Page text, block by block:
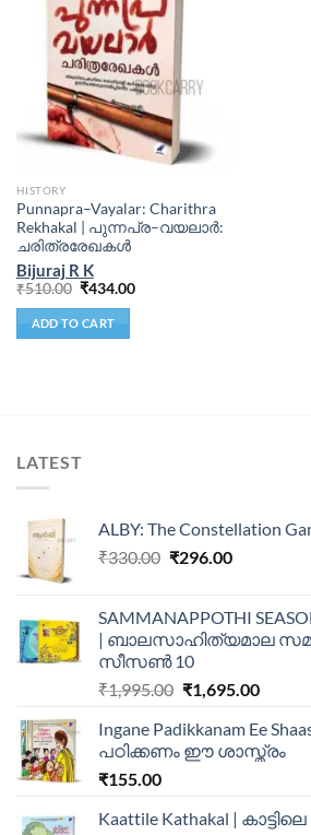
HISTORY
Punnapra–Vayalar: Charithra
Rekhakal | പുന്നപ്ര–വയലാർ:
ചരിത്രരേഖകൾ
Bijuraj R K
₹510.00 ₹434.00
ADD TO CART
LATEST
ALBY: The Constellation
₹330.00 ₹296.00
SAMMANAPPOTHI
| ബാലസാഹിത്യമാല
സീസൺ 10
₹1,995.00 ₹1,695.00
Ingane Padikkanam Ee
പഠിക്കണം ഈ ശാസ്ത്രം
₹155.00
Kaattile Kathakal |